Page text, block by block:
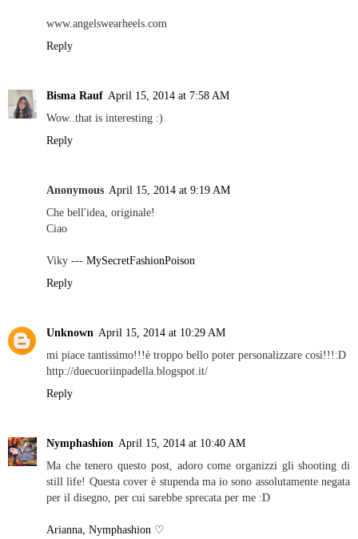
www.angelswearheels.com
Reply
Bisma Rauf April 15, 2014 at 7:58 AM
Wow..that is interesting :)
Reply
Anonymous April 15, 2014 at 9:19 AM
Che bell'idea, originale!
Ciao
Viky --- MySecretFashionPoison
Reply
Unknown April 15, 2014 at 10:29 AM
mi piace tantissimo!!!è troppo bello poter personalizzare così!!!:D
http://duecuoriinpadella.blogspot.it/
Reply
Nymphashion April 15, 2014 at 10:40 AM
Ma che tenero questo post, adoro come organizzi gli shooting di
still life! Questa cover è stupenda ma io sono assolutamente negata
per il disegno, per cui sarebbe sprecata per me :D
Arianna, Nymphashion ♡